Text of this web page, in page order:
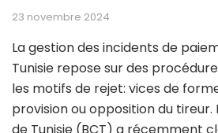
23 novembre 2024
La gestion des incidents de
Tunisie repose sur des
les motifs de rejet: vices de
provision ou opposition du
de Tunisie (BCT) a récemment